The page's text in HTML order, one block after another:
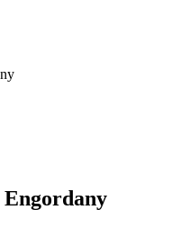
Engordany